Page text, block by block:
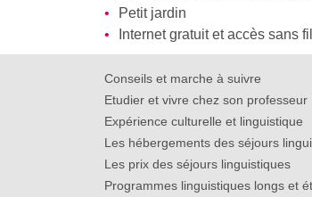
Petit jardin
Internet gratuit et accès sans fil
Conseils et marche à suivre
Etudier et vivre chez son professeur
Expérience culturelle et linguistique
Les hébergements des séjours
Les prix des séjours linguistiques
Programmes linguistiques longs et